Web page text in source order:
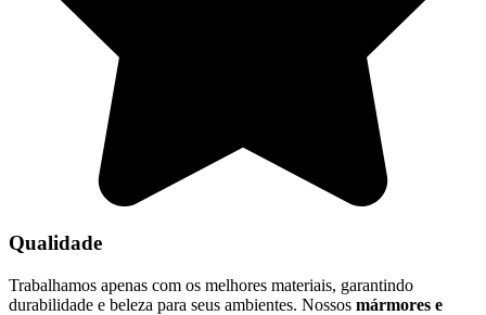
Qualidade
Trabalhamos apenas com os melhores materiais, garantindo
durabilidade e beleza para seus ambientes. Nossos mármores e